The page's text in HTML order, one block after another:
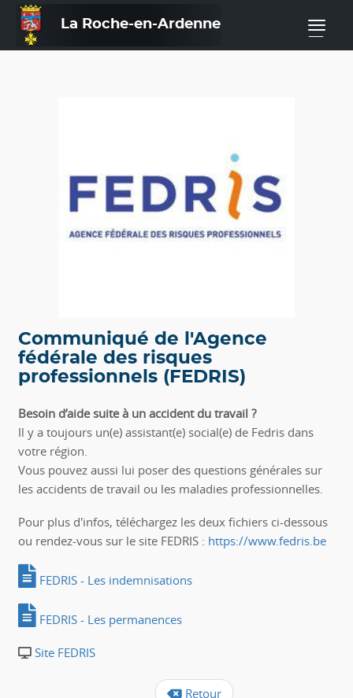
La Roche-en-Ardenne —
Communiqué de l'Agence
fédérale des risques
professionnels (FEDRIS)
Besoin d’aide suite à un accident du travail ?
Il y a toujours un(e) assistant(e) social(e) de Fedris dans
votre région.
Vous pouvez aussi lui poser des questions générales sur
les accidents de travail ou les maladies professionnelles.
Pour plus d'infos, téléchargez les deux fichiers ci-dessous
ou rendez-vous sur le site FEDRIS : https://www.fedris.be
FEDRIS - Les indemnisations
FEDRIS - Les permanences
Site FEDRIS
Retour